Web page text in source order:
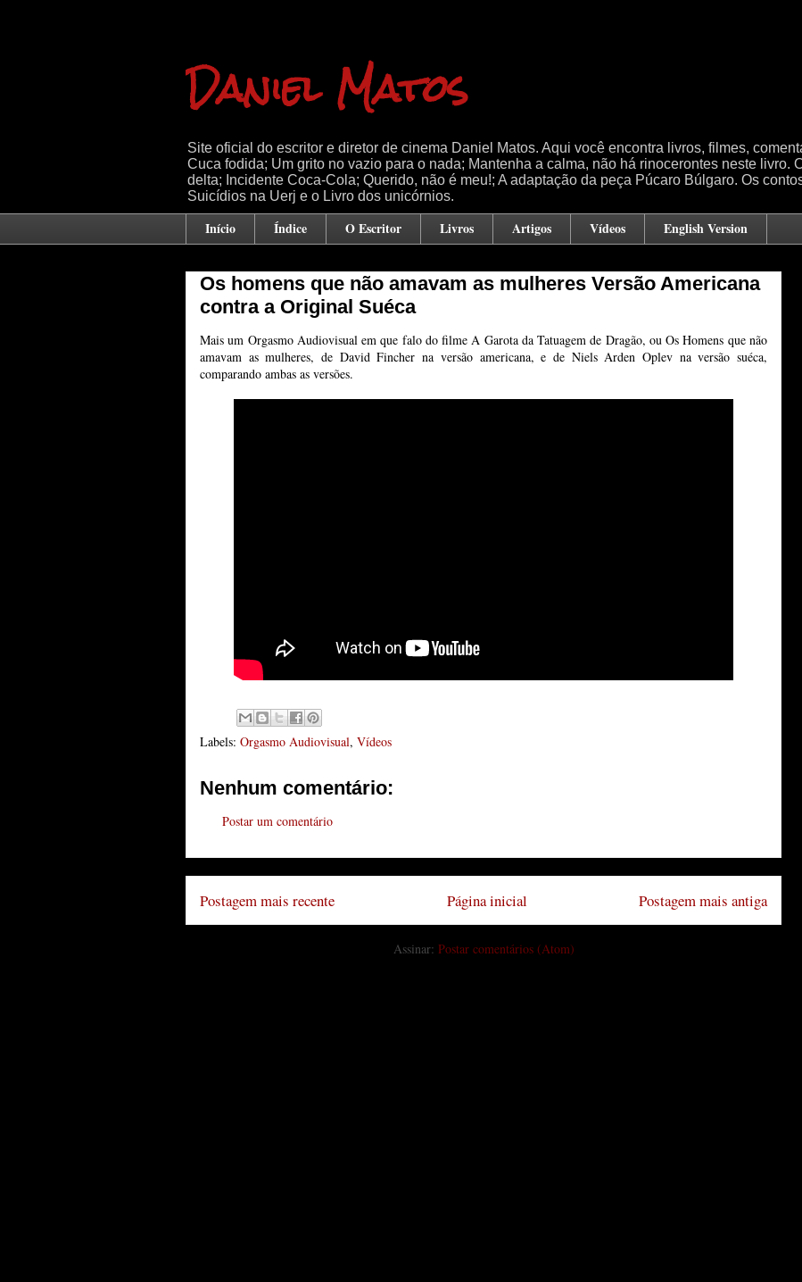
Daniel Matos
Site oficial do escritor e diretor de cinema Daniel Matos. Aqui você encontra livros, filmes,
Cuca fodida; Um grito no vazio para o nada; Mantenha a calma, não há rinocerontes neste livro.
delta; Incidente Coca-Cola; Querido, não é meu!; A adaptação da peça Púcaro Búlgaro. Os
Suicídios na Uerj e o Livro dos unicórnios.
Início Índice O Escritor Livros Artigos Vídeos English Version
Os homens que não amavam as mulheres Versão Americana
contra a Original Suéca
Mais um Orgasmo Audiovisual em que falo do filme A Garota da Tatuagem de Dragão, ou Os Homens que não
amavam as mulheres, de David Fincher na versão americana, e de Niels Arden Oplev na versão suéca,
comparando ambas as versões.
Labels: Orgasmo Audiovisual, Vídeos
Nenhum comentário:
Postar um comentário
Postagem mais recente Postagem mais antiga
Página inicial
Assinar: Postar comentários (Atom)